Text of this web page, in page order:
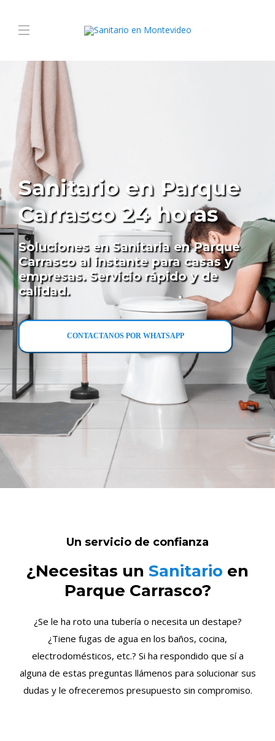
Sanitario en Parque
Carrasco 24 horas
Soluciones en Sanitaria en Parque
Carrasco al instante para casas y
empresas. Servicio rápido y de
calidad.
CONTACTANOS POR WHATSAPP
Un servicio de confianza
¿Necesitas un Sanitario en
Parque Carrasco?
¿Se le ha roto una tubería o necesita un destape?
¿Tiene fugas de agua en los baños, cocina,
electrodomésticos, etc.? Si ha respondido que sí a
alguna de estas preguntas llámenos para solucionar sus
dudas y le ofreceremos presupuesto sin compromiso.